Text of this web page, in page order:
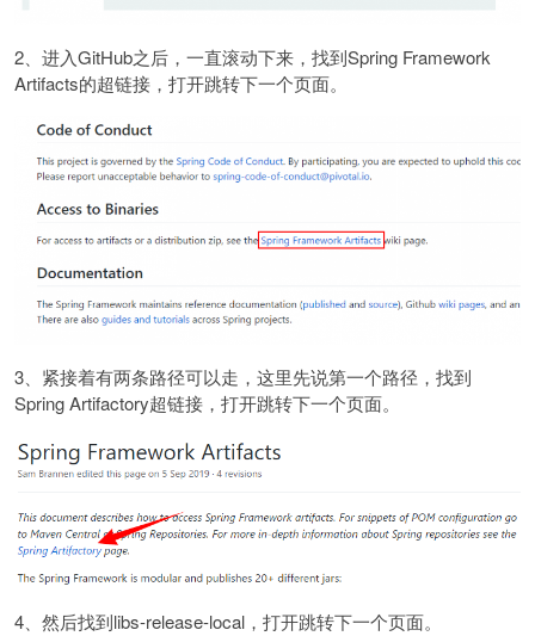
2、进入GitHub之后，一直滚动下来，找到Spring Framework
Artifacts的超链接，打开跳转下一个页面。
3、紧接着有两条路径可以走，这里先说第一个路径，找到
Spring Artifactory超链接，打开跳转下一个页面。
4、然后找到libs-release-local，打开跳转下一个页面。